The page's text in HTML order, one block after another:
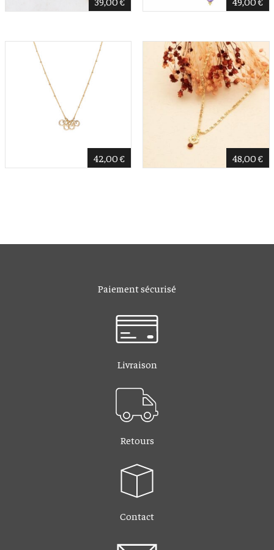
42,00€ 48,00€
Paiement sécurisé
Livraison
Retours
Contact